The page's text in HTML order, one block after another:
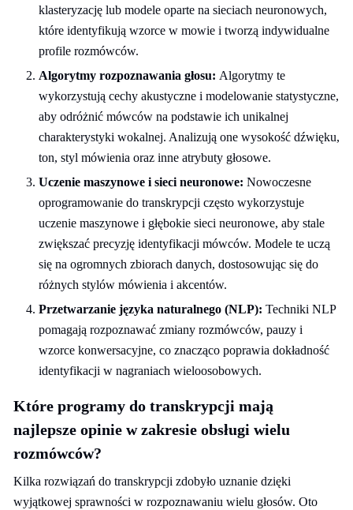
klasteryzację lub modele oparte na sieciach neuronowych,
które identyfikują wzorce w mowie i tworzą indywidualne
profile rozmówców.
Algorytmy rozpoznawania głosu: Algorytmy te
wykorzystują cechy akustyczne i modelowanie statystyczne,
aby odróżnić mówców na podstawie ich unikalnej
charakterystyki wokalnej. Analizują one wysokość dźwięku,
ton, styl mówienia oraz inne atrybuty głosowe.
Uczenie maszynowe i sieci neuronowe: Nowoczesne
oprogramowanie do transkrypcji często wykorzystuje
uczenie maszynowe i głębokie sieci neuronowe, aby stale
zwiększać precyzję identyfikacji mówców. Modele te uczą
się na ogromnych zbiorach danych, dostosowując się do
różnych stylów mówienia i akcentów.
Przetwarzanie języka naturalnego (NLP): Techniki NLP
pomagają rozpoznawać zmiany rozmówców, pauzy i
wzorce konwersacyjne, co znacząco poprawia dokładność
identyfikacji w nagraniach wieloosobowych.
Które programy do transkrypcji mają
najlepsze opinie w zakresie obsługi wielu
rozmówców?
Kilka rozwiązań do transkrypcji zdobyło uznanie dzięki
wyjątkowej sprawności w rozpoznawaniu wielu głosów. Oto